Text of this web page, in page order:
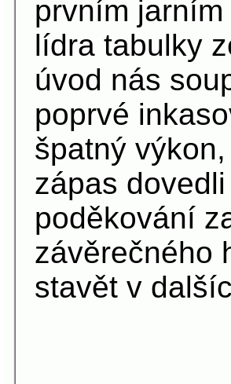
prvním
lídra tabulky
úvod nás
poprvé
špatný
zápas
poděkování
závěrečného
stavět v